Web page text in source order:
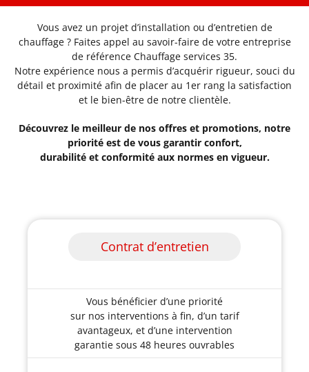
Vous avez un projet d’installation ou d’entretien de
chauffage ? Faites appel au savoir-faire de votre entreprise
de référence Chauffage services 35.
Notre expérience nous a permis d’acquérir rigueur, souci du
détail et proximité afin de placer au 1er rang la satisfaction
et le bien-être de notre clientèle.
Découvrez le meilleur de nos offres et promotions, notre
priorité est de vous garantir confort,
durabilité et conformité aux normes en vigueur.
Contrat d’entretien
Vous bénéficier d’une priorité
sur nos interventions à fin, d’un tarif
avantageux, et d’une intervention
garantie sous 48 heures ouvrables